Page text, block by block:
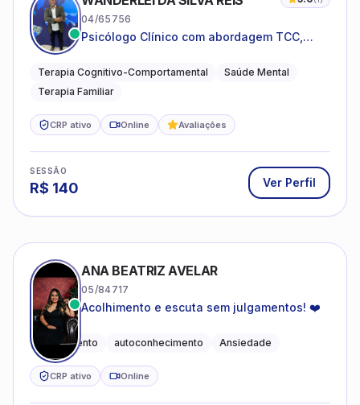
04/65756
Psicólogo Clínico com abordagem TCC,
sistêmica
Terapia Cognitivo-Comportamental
Saúde Mental
Terapia Familiar
CRP ativo Online Avaliações
SESSÃO
R$ 140 Ver Perfil
ANA BEATRIZ AVELAR
05/84717
Acolhimento e escuta sem julgamentos! ❤️
Acolhimento autoconhecimento Ansiedade
CRP ativo Online